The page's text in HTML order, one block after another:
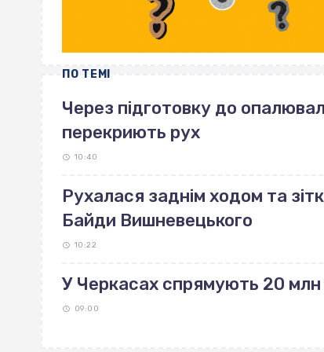
ПО ТЕМІ
Через підготовку до
перекриють рух
10:40
Рухалася заднім ходом та
Байди Вишневецького
10:22
У Черкасах спрямують 20
09:00